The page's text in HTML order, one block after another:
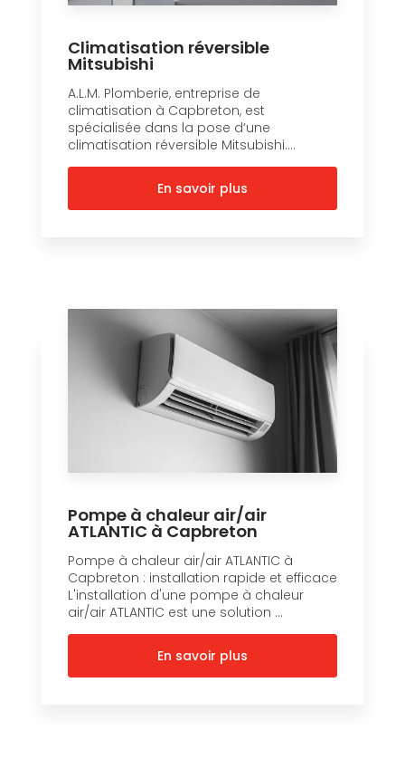
Climatisation réversible
Mitsubishi
A.L.M. Plomberie, entreprise de
climatisation à Capbreton, est
spécialisée dans la pose d’une
climatisation réversible Mitsubishi....
En savoir plus
Pompe à chaleur air/air
ATLANTIC à Capbreton
Pompe à chaleur air/air ATLANTIC à
Capbreton : installation rapide et efficace
L'installation d'une pompe à chaleur
air/air ATLANTIC est une solution ...
En savoir plus